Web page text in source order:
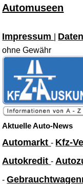
Automuseen
Impressum
ohne Gewähr
Aktuelle Auto-News
Automarkt- Kfz-
Autokredit-
-